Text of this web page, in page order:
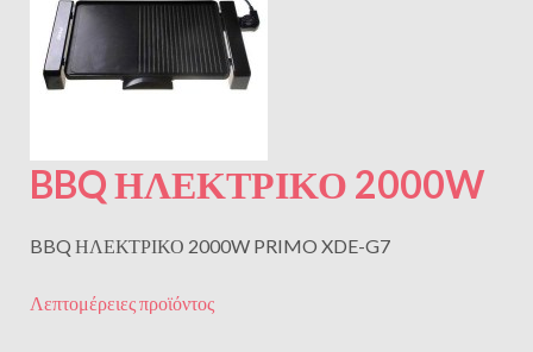
BBQ ΗΛΕΚΤΡΙΚΟ 2000W
BBQ ΗΛΕΚΤΡΙΚΟ 2000W PRIMO XDE-G7
Λεπτομέρειες προϊόντος